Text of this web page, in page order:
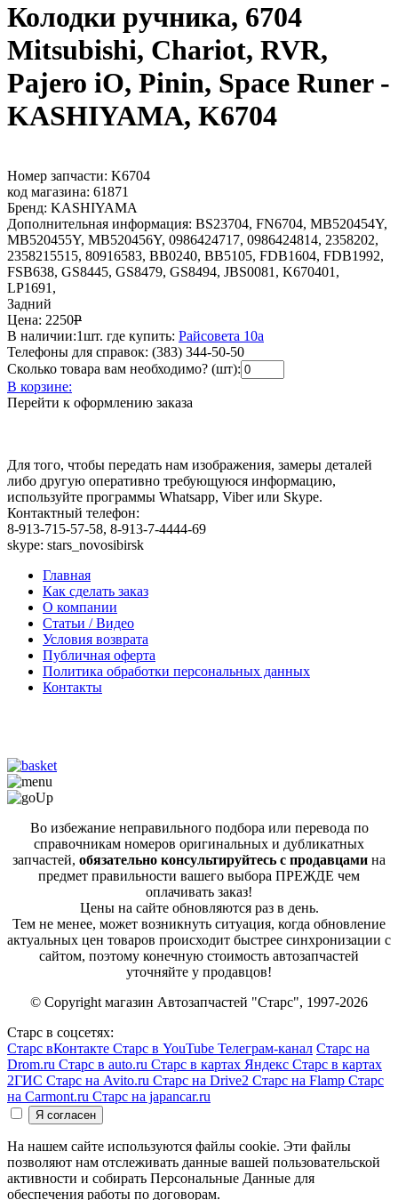
Колодки ручника, 6704
Mitsubishi, Chariot, RVR,
Pajero iO, Pinin, Space Runer -
KASHIYAMA, K6704
Номер запчасти: K6704
код магазина: 61871
Бренд: KASHIYAMA
Дополнительная информация: BS23704, FN6704, MB520454Y,
MB520455Y, MB520456Y, 0986424717, 0986424814, 2358202,
2358215515, 80916583, BB0240, BB5105, FDB1604, FDB1992,
FSB638, GS8445, GS8479, GS8494, JBS0081, K670401,
LP1691,
Задний
Цена: 2250Р
В наличии:1шт. где купить: Райсовета 10а
Телефоны для справок: (383) 344-50-50
Сколько товара вам необходимо? (шт):
В корзине:
Перейти к оформлению заказа
Для того, чтобы передать нам изображения, замеры деталей
либо другую оперативно требующуюся информацию,
используйте программы Whatsapp, Viber или Skype.
Контактный телефон:
8-913-715-57-58, 8-913-7-4444-69
skype: stars_novosibirsk
Главная
Как сделать заказ
О компании
Статьи / Видео
Условия возврата
Публичная оферта
Политика обработки персональных данных
Контакты
Во избежание неправильного подбора или перевода по
справочникам номеров оригинальных и дубликатных
запчастей, обязательно консультируйтесь с продавцами на
предмет правильности вашего выбора ПРЕЖДЕ чем
оплачивать заказ!
Цены на сайте обновляются раз в день.
Тем не менее, может возникнуть ситуация, когда обновление
актуальных цен товаров происходит быстрее синхронизации с
сайтом, поэтому конечную стоимость автозапчастей
уточняйте у продавцов!
© Copyright магазин Автозапчастей "Старс", 1997-2026
Старс в соцсетях:
Старс вКонтакте Старс в YouTube Телеграм-канал Старс на
Drom.ru Старс в auto.ru Старс в картах Яндекс Старс в картах
2ГИС Старс на Avito.ru Старс на Drive2 Старс на Flamp Старс
на Carmont.ru Старс на japancar.ru
На нашем сайте используются файлы cookie. Эти файлы
позволяют нам отслеживать данные вашей пользовательской
активности и собирать Персональные Данные для
обеспечения работы по договорам.